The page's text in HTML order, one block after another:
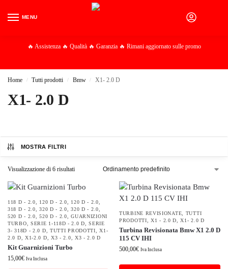
MENU
🔥 Assistenza 🔥 Qualità 🔥 Garanzia 🔥 Rimani aggiornato sulle promo
Home / Tutti prodotti / Bmw / X1- 2.0 D
X1- 2.0 D
MOSTRA FILTRI
Visualizzazione di 6 risultati
118 D - 2.0 120 D - 2.0 120 D - 2.0
318 D - 2.0 ,320 D - 2.0 ,320 D - 2.0
520 D - 2.0 ,520 D - 2.0 ,GUARNIZIONI
TURBO
SERIE 1-118D - 2.0 D ,SERIE
3- 318D - 2.0 D
TUTTI PRODOTTI ,X1-
2.0 D
X1-2.0 D X3 - 2.0 X3 - 2.0 D
Kit Guarnizioni Turbo
15,00€ Iva Inclusa
TURBINE REVISIONATE
TUTTI
PRODOTTI ,X1 - 2.0 D ,X1- 2.0 D
Turbina Revisionata Bmw X1 2.0 D
115 CV IHI
500,00€ Iva Inclusa